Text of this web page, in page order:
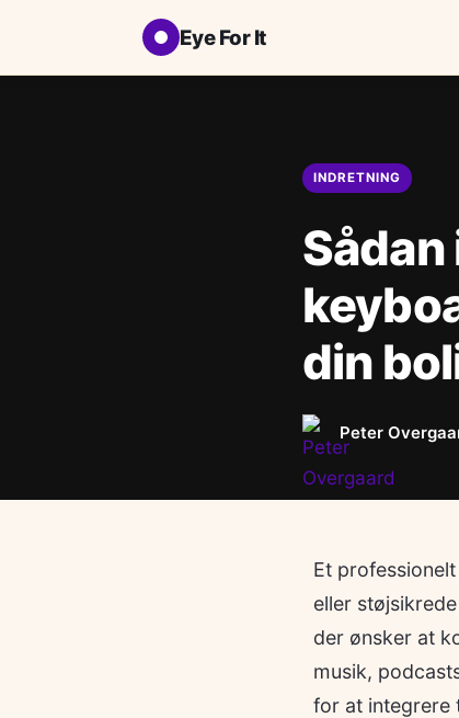
Eye For It
INDRETNING
din
Peter
Et
eller
der ønsker at
musik,
for at integrere